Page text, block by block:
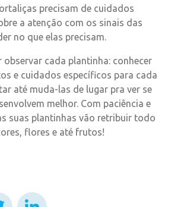
precisam de cuidados
a atenção com os sinais das
no que elas precisam.
observar cada plantinha: conhecer
e cuidados específicos para cada
até muda-las de lugar pra ver se
melhor. Com paciência e
suas plantinhas vão retribuir todo
flores e até frutos!